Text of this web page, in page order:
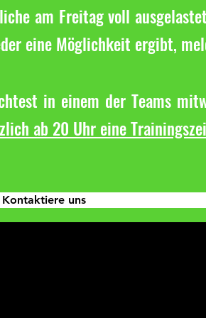
am Freitag voll
eine Möglichkeit ergibt,
in einem der Teams
ab 20 Uhr eine
Kontaktiere uns